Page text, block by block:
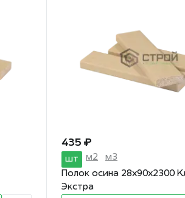
435 ₽
шт м2
м3
Полок осина 28х90х2300
Экстра